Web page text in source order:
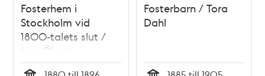
Fosterhem i
Stockholm vid
1800-talets slut /
Lisa Öberg
Fosterbarn / Tora
Dahl